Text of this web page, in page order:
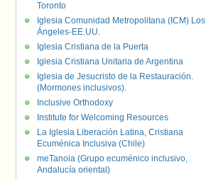
Toronto
Iglesia Comunidad Metropolitana (ICM) Los
Ángeles-EE.UU.
Iglesia Cristiana de la Puerta
Iglesia Cristiana Unitaria de Argentina
Iglesia de Jesucristo de la Restauración.
(Mormones inclusivos).
Inclusive Orthodoxy
Institute for Welcoming Resources
La Iglesia Liberación Latina, Cristiana
Ecuménica Inclusiva (Chile)
meTanoia (Grupo ecuménico inclusivo,
Andalucía oriental)